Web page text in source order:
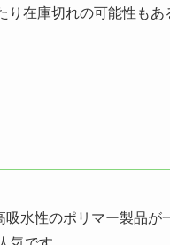
在庫切れの可能性も
水性のポリマー製品